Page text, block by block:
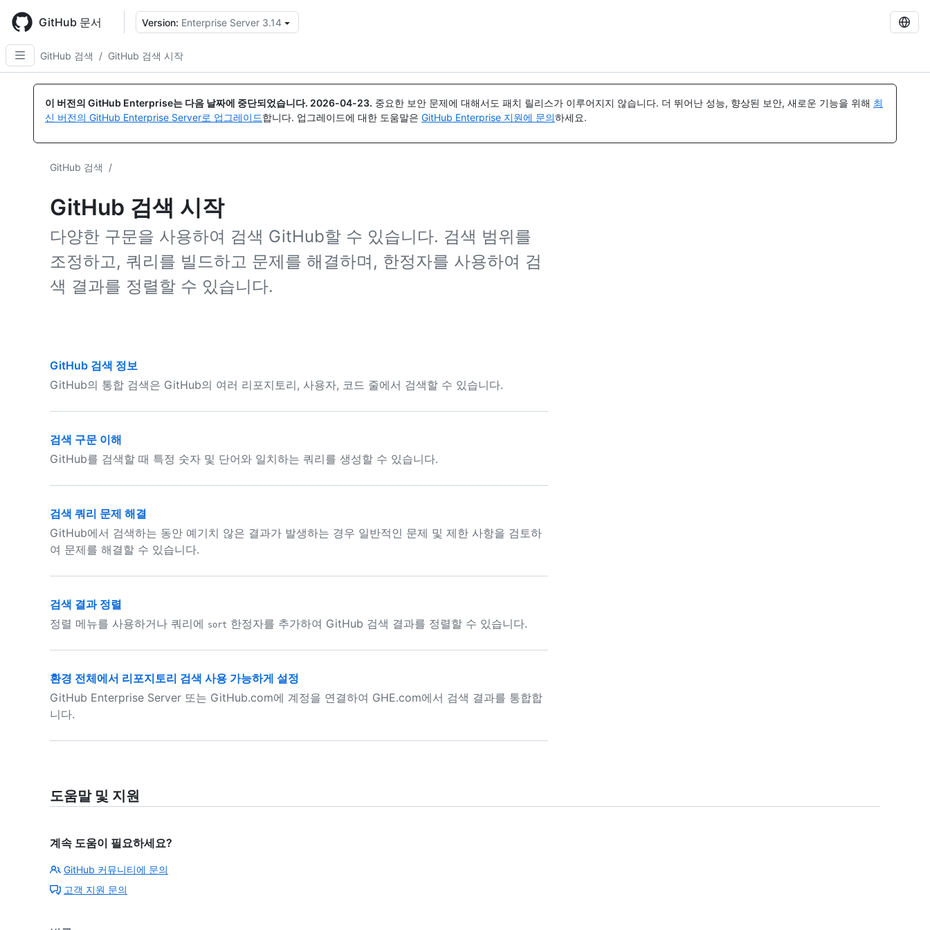
main
content
GitHub 문서 Version: Enterprise Server 3.14
GitHub 검색
/ GitHub 검색 시작
이 버전의 GitHub Enterprise는 다음 날짜에 중단되었습니다. 2026-04-23. 중요한 보안 문제에 대해서도 패치 릴리스가 이루어지지 않습니다. 더 뛰어난 성능, 향상된 보안, 새로운 기능을 위해 최
신 버전의 GitHub Enterprise Server로 업그레이드합니다. 업그레이드에 대한 도움말은 GitHub Enterprise 지원에 문의하세요.
GitHub 검색 /
GitHub 검색 시작
다양한 구문을 사용하여 검색 GitHub할 수 있습니다. 검색 범위를
조정하고, 쿼리를 빌드하고 문제를 해결하며, 한정자를 사용하여 검
색 결과를 정렬할 수 있습니다.
GitHub 검색 정보
GitHub의 통합 검색은 GitHub의 여러 리포지토리, 사용자, 코드 줄에서 검색할 수 있습니다.
검색 구문 이해
GitHub를 검색할 때 특정 숫자 및 단어와 일치하는 쿼리를 생성할 수 있습니다.
검색 쿼리 문제 해결
GitHub에서 검색하는 동안 예기치 않은 결과가 발생하는 경우 일반적인 문제 및 제한 사항을 검토하
여 문제를 해결할 수 있습니다.
검색 결과 정렬
정렬 메뉴를 사용하거나 쿼리에 sort 한정자를 추가하여 GitHub 검색 결과를 정렬할 수 있습니다.
환경 전체에서 리포지토리 검색 사용 가능하게 설정
GitHub Enterprise Server 또는 GitHub.com에 계정을 연결하여 GHE.com에서 검색 결과를 통합합
니다.
도움말 및 지원
계속 도움이 필요하세요?
GitHub 커뮤니티에 문의
고객 지원 문의